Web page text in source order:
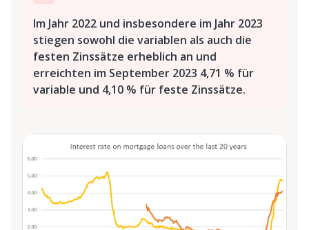
Im Jahr 2022 und insbesondere im Jahr 2023
stiegen sowohl die variablen als auch die
festen Zinssätze erheblich an und
erreichten im September 2023 4,71 % für
variable und 4,10 % für feste Zinssätze.